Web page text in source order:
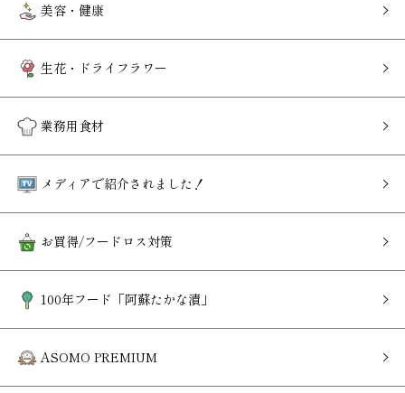
美容・健康
生花・ドライフラワー
業務用食材
メディアで紹介されました！
お買得/フードロス対策
100年フード「阿蘇たかな漬」
ASOMO PREMIUM